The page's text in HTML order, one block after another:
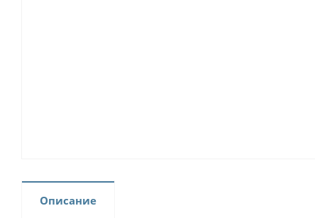
Описание